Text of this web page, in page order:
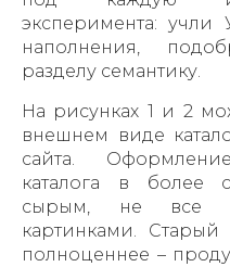
эксперимента:
наполнения,
разделу семантику.
На рисунках 1 и 2
внешнем виде
сайта.
каталога в более
сырым, не все
картинками.
полноценнее –